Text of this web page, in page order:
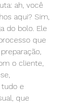
ah, você
aqui? Sim,
do bolo. Ele
que
o cliente,
tudo e
que